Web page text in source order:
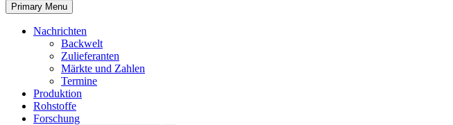
Primary Menu
Nachrichten
Backwelt
Zulieferanten
Märkte und Zahlen
Termine
Produktion
Rohstoffe
Forschung